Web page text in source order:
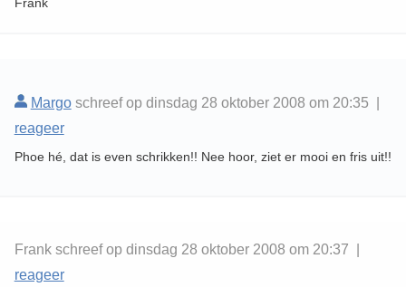
Frank
Margoschreef op dinsdag 28 oktober 2008 om 20:35 |
reageer
Phoe hé, dat is even schrikken!! Nee hoor, ziet er mooi en fris uit!!
Frank schreef op dinsdag 28 oktober 2008 om 20:37 |
reageer